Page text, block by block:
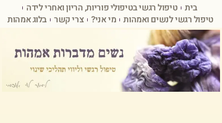
בית
טיפול רגשי בטיפולי פוריות, הריון ואחרי לידה
טיפול רגשי לנשים ואמהות
מי אני? צרי קשר בלוג אמהות